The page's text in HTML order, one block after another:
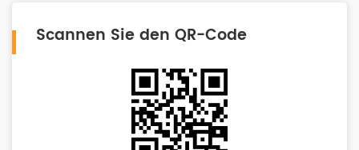
Scannen Sie den QR-Code